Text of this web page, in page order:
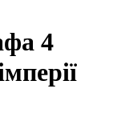
4